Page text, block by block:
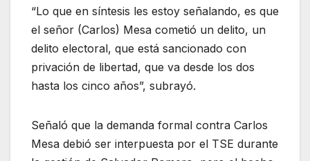
“Lo que en síntesis les estoy señalando, es que
el señor (Carlos) Mesa cometió un delito, un
delito electoral, que está sancionado con
privación de libertad, que va desde los dos
hasta los cinco años”, subrayó.
Señaló que la demanda formal contra Carlos
Mesa debió ser interpuesta por el TSE durante